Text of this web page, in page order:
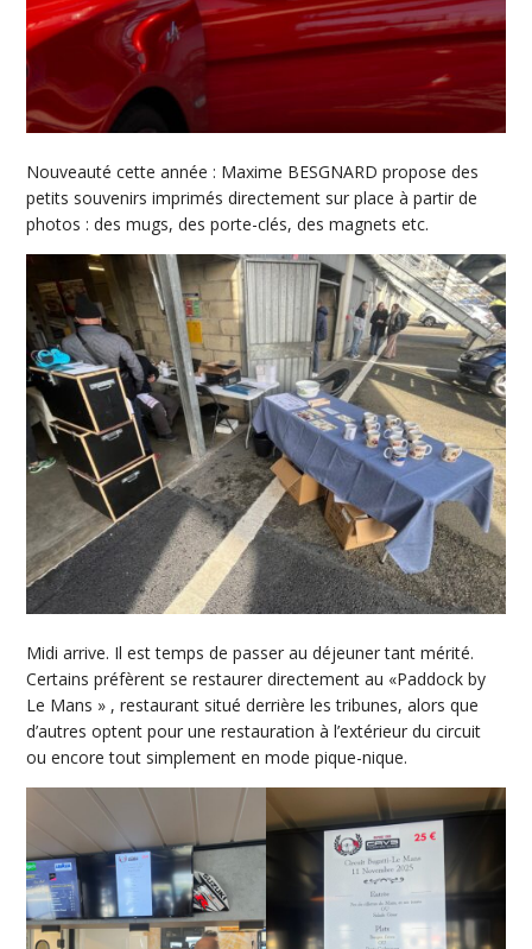
Nouveauté cette année : Maxime BESGNARD propose des
petits souvenirs imprimés directement sur place à partir de
photos : des mugs, des porte-clés, des magnets etc.
Midi arrive. Il est temps de passer au déjeuner tant mérité.
Certains préfèrent se restaurer directement au «Paddock by
Le Mans » , restaurant situé derrière les tribunes, alors que
d’autres optent pour une restauration à l’extérieur du circuit
ou encore tout simplement en mode pique-nique.